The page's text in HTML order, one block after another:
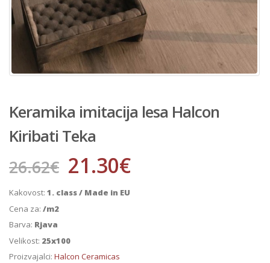
Keramika imitacija lesa Halcon
Kiribati Teka
26.62€ 21.30€
Kakovost: 1. class / Made in EU
Cena za: /m2
Barva: Rjava
Velikost: 25x100
Proizvajalci: Halcon Ceramicas